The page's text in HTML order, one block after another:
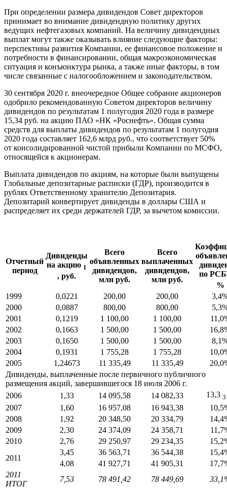
При определении размера дивидендов Совет директоров
принимает во внимание дивидендную политику других
ведущих нефтегазовых компаний. На величину дивидендных
выплат могут также оказывать влияние следующие факторы:
перспективы развития Компании, ее финансовое положение и
потребности в финансировании, общая макроэкономическая
ситуация и конъюнктура рынка, а также иные факторы, в том
числе связанные с налогообложением и законодательством.
30 сентября 2020 г. внеочередное Общее собрание акционеров
одобрило рекомендованную Советом директоров величину
дивидендов по результатам 1 полугодия 2020 года в размере
15,34 руб. на акцию ПАО «НК «Роснефть». Общая сумма
средств для выплаты дивидендов по результатам 1 полугодия
2020 года составляет 162,6 млрд руб., что соответствует 50%
от консолидированной чистой прибыли Компании по МСФО,
относящейся к акционерам.
Выплата дивидендов по акциям, на которые были выпущены
Глобальные депозитарные расписки (ГДР), производится в
рублях Ответственному хранителю Депозитария.
Депозитарий конвертирует дивиденды в доллары США и
распределяет их среди держателей ГДР, за вычетом комиссии.
Отчетный
период
Дивиденды
на акцию 1
, руб.
Всего
объявленных
дивидендов,
млн руб.
Всего
выплаченных
дивидендов,
млн руб.
по
%
1999
0,0221 200,00 200,00
2000
0,0887 800,00 800,00
2001
0,1219 1 100,00 1 100,00
2002
0,1663 1 500,00 1 500,00
2003
0,1650 1 500,00 1 500,00
2004
0,1931 1 755,28 1 755,28
2005
1,24673 11 335,49 11 335,49
Дивиденды, выплаченные после первичного публичного
размещения акций, завершившегося 18 июля 2006 г.
2006
1,33 14 095,58 14 082,33 13,3 3
2007
1,60 16 957,08 16 943,38
2008
1,92 20 348,50 20 334,79
2009
2,30 24 374,09 24 358,71
2010
2,76 29 250,97 29 234,35
2011
3,45 36 563,71 36 544,38
4,08
41 927,71 41 905,31
2011
ИТОГ
7,53 78 491,42 78 449,69